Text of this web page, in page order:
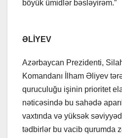
böyük ümidlər bəsləyirəm.”
ƏLİYEV
Azərbaycan Prezidenti,
Komandanı İlham Əliyev
quruculuğu işinin prioritet
nəticəsində bu sahədə
vaxtında və yüksək
tədbirlər bu vacib qurumda